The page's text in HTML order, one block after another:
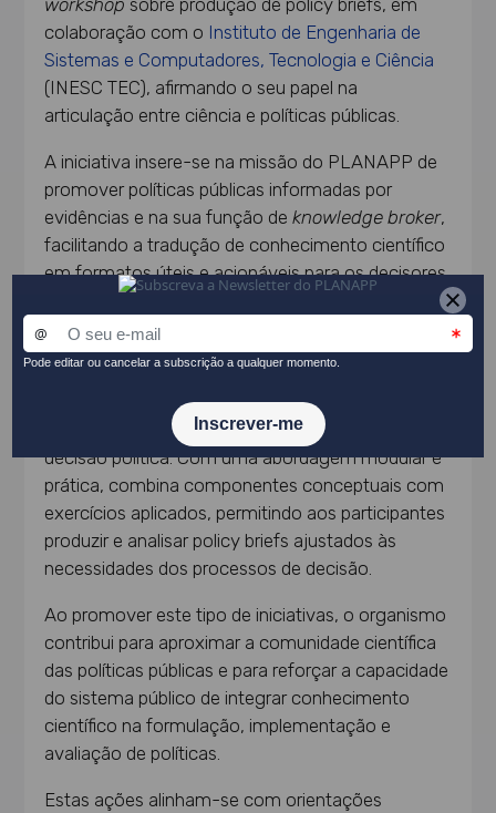
workshop sobre produção de policy briefs, em
colaboração com o Instituto de Engenharia de
Sistemas e Computadores, Tecnologia e Ciência
(INESC TEC), afirmando o seu papel na
articulação entre ciência e políticas públicas.
A iniciativa insere-se na missão do PLANAPP de
promover políticas públicas informadas por
evidências e na sua função deknowledge broker,
facilitando a tradução de conhecimento científico
em formatos úteis e acionáveis para os decisores
Oworkshop“Policy Briefs para apoio à decisão”
integra as atividades de capacitação do
PLANAPP destinadas a desenvolver
competências na comunicação entre ciência e
decisão política. Com uma abordagem modular e
prática, combina componentes conceptuais com
exercícios aplicados, permitindo aos participantes
produzir e analisar policy briefs ajustados às
necessidades dos processos de decisão.
Ao promover este tipo de iniciativas, o organismo
contribui para aproximar a comunidade científica
das políticas públicas e para reforçar a capacidade
do sistema público de integrar conhecimento
científico na formulação, implementação e
avaliação de políticas.
Estas ações alinham-se com orientações